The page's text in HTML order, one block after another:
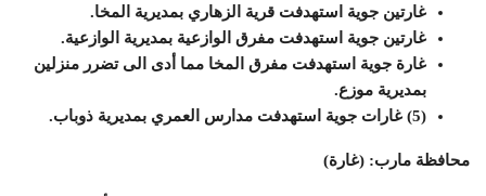
غارتين جوية استهدفت قرية الزهاري بمديرية المخا.
غارتين جوية استهدفت مفرق الوازعية بمديرية الوازعية.
غارة جوية استهدفت مفرق المخا مما أدى الى تضرر منزلين
بمديرية موزع.
(5) غارات جوية استهدفت مدارس العمري بمديرية ذوباب.
محافظة مارب: (غارة)